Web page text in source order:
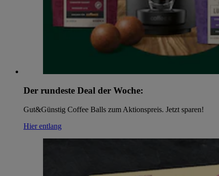
Der rundeste Deal der Woche:
Gut&Günstig Coffee Balls zum Aktionspreis. Jetzt sparen!
Hier entlang